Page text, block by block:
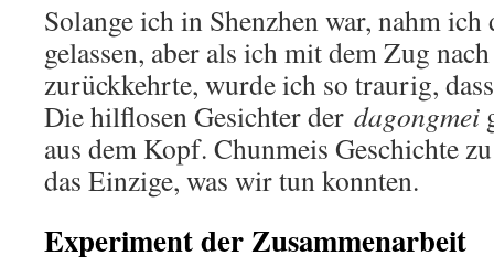
Solange ich in Shenzhen war, nahm
gelassen, aber als ich mit dem Zug
zurückkehrte, wurde ich so traurig,
Die hilflosen Gesichter der dagongmei
aus dem Kopf. Chunmeis Geschichte
das Einzige, was wir tun konnten.
Experiment der Zusammenarbeit